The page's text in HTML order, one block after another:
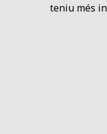
teniu més